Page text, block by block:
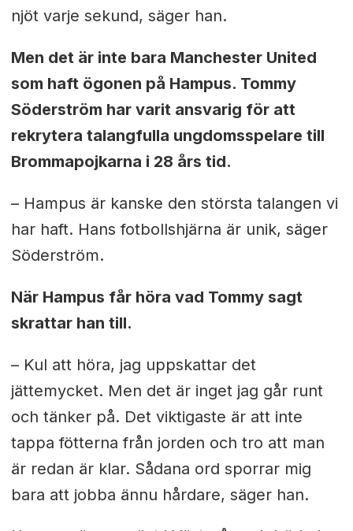
njöt varje sekund, säger han.
Men det är inte bara Manchester United
som haft ögonen på Hampus. Tommy
Söderström har varit ansvarig för att
rekrytera talangfulla ungdomsspelare till
Brommapojkarna i 28 års tid.
– Hampus är kanske den största talangen vi
har haft. Hans fotbollshjärna är unik, säger
Söderström.
När Hampus får höra vad Tommy sagt
skrattar han till.
– Kul att höra, jag uppskattar det
jättemycket. Men det är inget jag går runt
och tänker på. Det viktigaste är att inte
tappa fötterna från jorden och tro att man
är redan är klar. Sådana ord sporrar mig
bara att jobba ännu hårdare, säger han.